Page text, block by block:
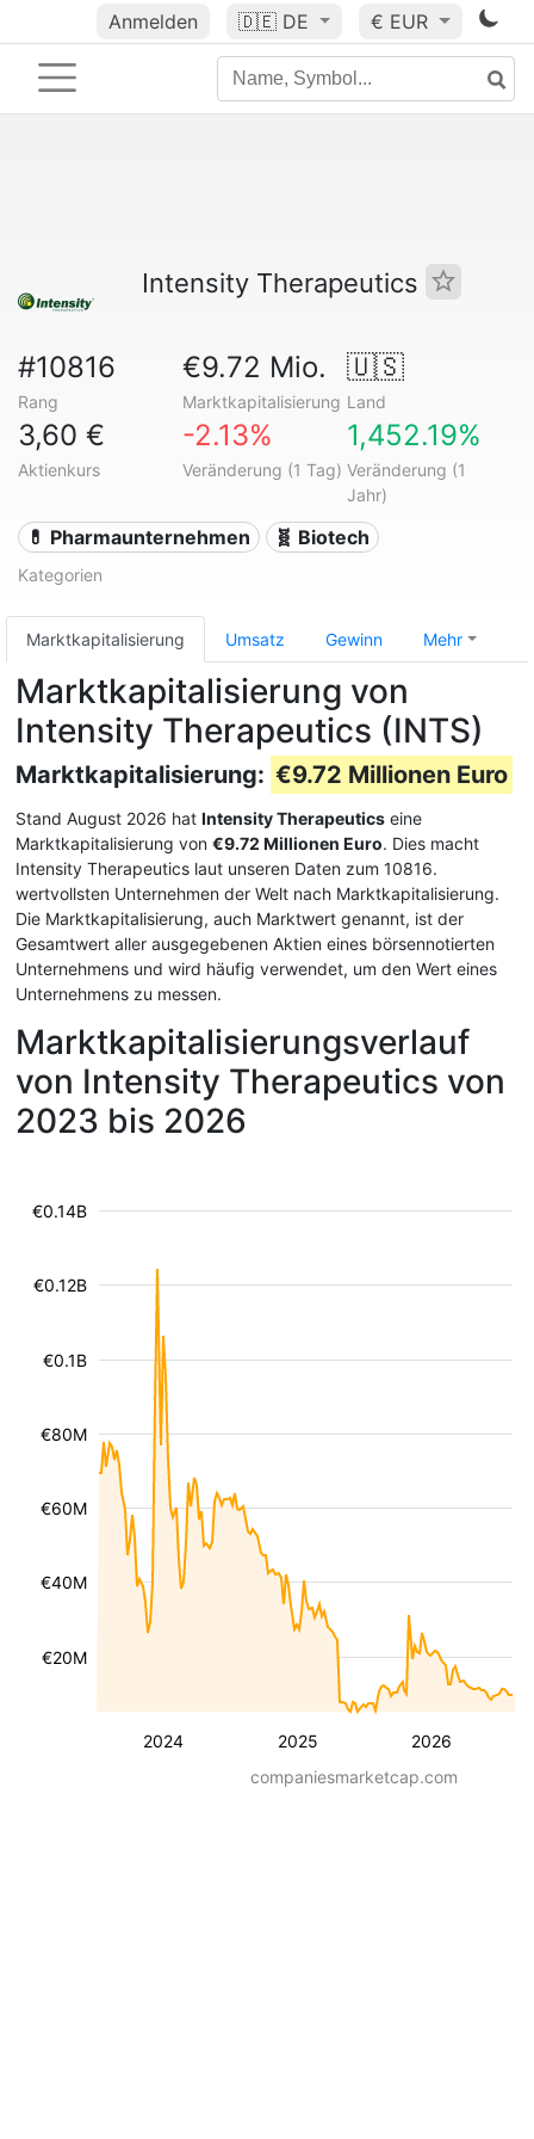
Anmelden 🇩🇪 DE € EUR
Intensity Therapeutics
#10816
Rang
€9.72 Mio.
Marktkapitalisierung
🇺🇸
Land
3,60 €
Aktienkurs
-2.13%
Veränderung (1 Tag)
1,452.19%
Veränderung (1
Jahr)
💊 Pharmaunternehmen 🧬 Biotech
Kategorien
Marktkapitalisierung Umsatz Gewinn Mehr
Marktkapitalisierung von
Intensity Therapeutics (INTS)
Marktkapitalisierung: €9.72 Millionen Euro
Stand August 2026 hat Intensity Therapeutics eine
Marktkapitalisierung von €9.72 Millionen Euro. Dies macht
Intensity Therapeutics laut unseren Daten zum 10816.
wertvollsten Unternehmen der Welt nach Marktkapitalisierung.
Die Marktkapitalisierung, auch Marktwert genannt, ist der
Gesamtwert aller ausgegebenen Aktien eines börsennotierten
Unternehmens und wird häufig verwendet, um den Wert eines
Unternehmens zu messen.
Marktkapitalisierungsverlauf
von Intensity Therapeutics von
2023 bis 2026
2024 2025 2026
€20M
€40M
€60M
€80M
€0.1B
€0.12B
€0.14B
companiesmarketcap.com